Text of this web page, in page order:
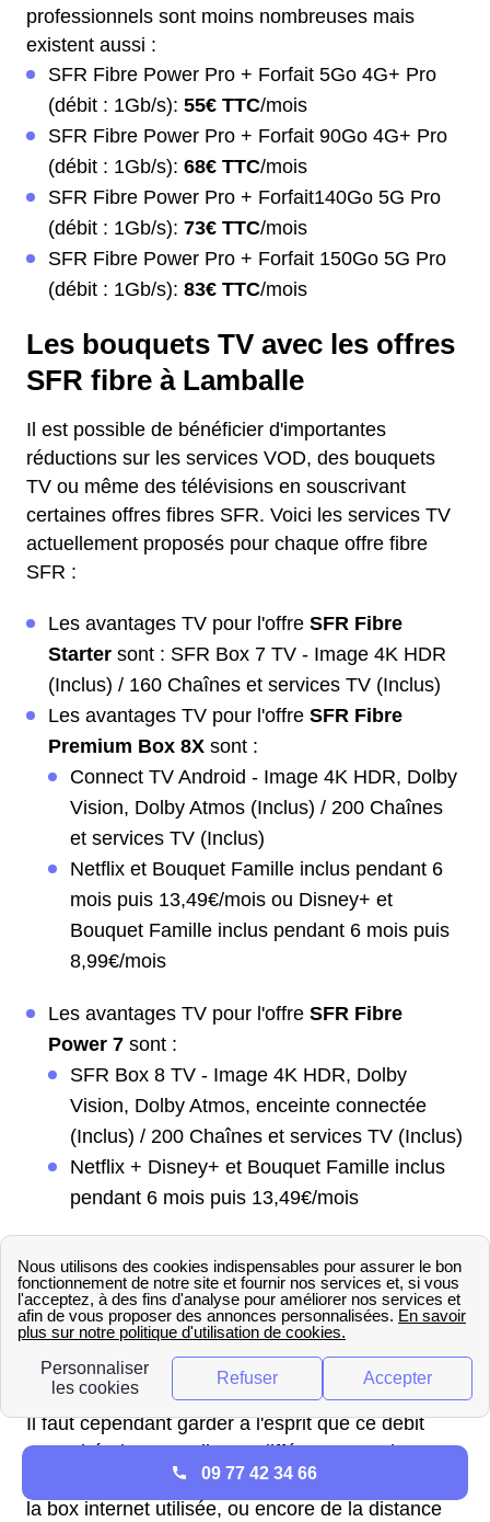
professionnels sont moins nombreuses mais
existent aussi :
SFR Fibre Power Pro + Forfait 5Go 4G+ Pro
(débit : 1Gb/s): 55€ TTC/mois
SFR Fibre Power Pro + Forfait 90Go 4G+ Pro
(débit : 1Gb/s): 68€ TTC/mois
SFR Fibre Power Pro + Forfait140Go 5G Pro
(débit : 1Gb/s): 73€ TTC/mois
SFR Fibre Power Pro + Forfait 150Go 5G Pro
(débit : 1Gb/s): 83€ TTC/mois
Les bouquets TV avec les offres
SFR fibre à Lamballe
Il est possible de bénéficier d'importantes
réductions sur les services VOD, des bouquets
TV ou même des télévisions en souscrivant
certaines offres fibres SFR. Voici les services TV
actuellement proposés pour chaque offre fibre
SFR :
Les avantages TV pour l'offre SFR Fibre
Starter sont : SFR Box 7 TV - Image 4K HDR
(Inclus) / 160 Chaînes et services TV (Inclus)
Les avantages TV pour l'offre SFR Fibre
Premium Box 8X sont :
Connect TV Android - Image 4K HDR, Dolby
Vision, Dolby Atmos (Inclus) / 200 Chaînes
et services TV (Inclus)
Netflix et Bouquet Famille inclus pendant 6
mois puis 13,49€/mois ou Disney+ et
Bouquet Famille inclus pendant 6 mois puis
8,99€/mois
Les avantages TV pour l'offre SFR Fibre
Power 7 sont :
SFR Box 8 TV - Image 4K HDR, Dolby
Vision, Dolby Atmos, enceinte connectée
(Inclus) / 200 Chaînes et services TV (Inclus)
Netflix + Disney+ et Bouquet Famille inclus
pendant 6 mois puis 13,49€/mois
Le débit théorique de la fibre
SFR à Lamballe
En théorie, il est possible d'atteindre un débit
maximal de 30 Mbit/s avec la fibre SFR à
Lamballe.
Il faut cependant garder à l'esprit que ce débit
reste théorique, car il sera différent pour chaque
logement. Il dépend par exemple de la version de
la box internet utilisée, ou encore de la distance
09 77 42 34 66